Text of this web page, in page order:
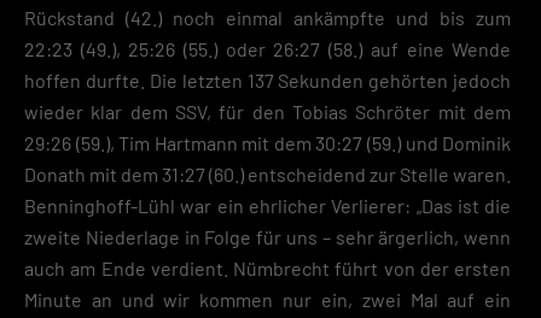
Rückstand (42.) noch einmal ankämpfte und bis zum
22:23 (49.), 25:26 (55.) oder 26:27 (58.) auf eine Wende
hoffen durfte. Die letzten 137 Sekunden gehörten jedoch
wieder klar dem SSV, für den Tobias Schröter mit dem
29:26 (59.), Tim Hartmann mit dem 30:27 (59.) und Dominik
Donath mit dem 31:27 (60.) entscheidend zur Stelle waren.
Benninghoff-Lühl war ein ehrlicher Verlierer: „Das ist die
zweite Niederlage in Folge für uns – sehr ärgerlich, wenn
auch am Ende verdient. Nümbrecht führt von der ersten
Minute an und wir kommen nur ein, zwei Mal auf ein